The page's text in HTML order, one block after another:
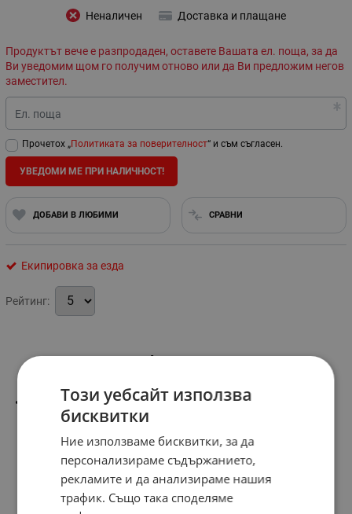
Неналичен Доставка и плащане
Продуктът вече е разпродаден, оставете Вашата ел. поща, за да
Ви уведомим щом го получим отново или да Ви предложим негов
заместител.
Ел. поща
Прочетох „Политиката за поверителност“ и съм съгласен.
УВЕДОМИ МЕ ПРИ НАЛИЧНОСТ!
ДОБАВИ В ЛЮБИМИ СРАВНИ
Екипировка за езда
Рейтинг:
Информация
Размер-13,5/12,5 см.
Този уебсайт използва
бисквитки
Ние използваме бисквитки, за да
персонализираме съдържанието,
рекламите и да анализираме нашия
трафик. Също така споделяме